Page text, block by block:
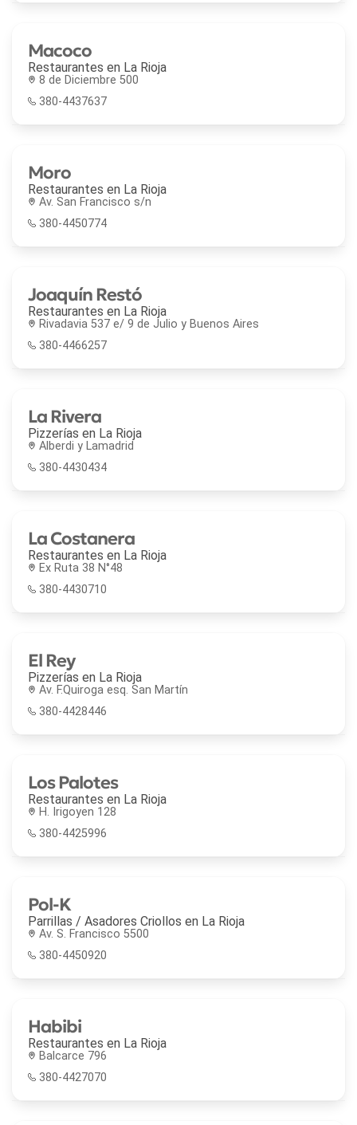
Macoco
Restaurantes en La Rioja
8 de Diciembre 500
380-4437637
Moro
Restaurantes en La Rioja
Av. San Francisco s/n
380-4450774
Joaquín Restó
Restaurantes en La Rioja
Rivadavia 537 e/ 9 de Julio y Buenos Aires
380-4466257
La Rivera
Pizzerías en La Rioja
Alberdi y Lamadrid
380-4430434
La Costanera
Restaurantes en La Rioja
Ex Ruta 38 N°48
380-4430710
El Rey
Pizzerías en La Rioja
Av. F.Quiroga esq. San Martín
380-4428446
Los Palotes
Restaurantes en La Rioja
H. Irigoyen 128
380-4425996
Pol-K
Parrillas / Asadores Criollos en La Rioja
Av. S. Francisco 5500
380-4450920
Habibi
Restaurantes en La Rioja
Balcarce 796
380-4427070